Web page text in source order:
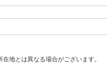
地とは異なる場合がございます。